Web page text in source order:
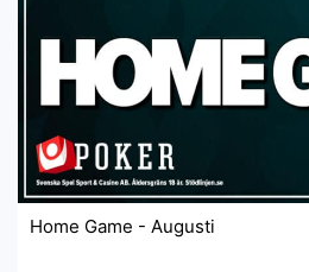
Home Game - Augusti